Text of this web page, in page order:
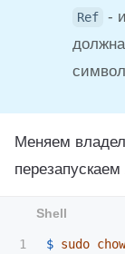
Ref
-
Меняем
1
$ sudo